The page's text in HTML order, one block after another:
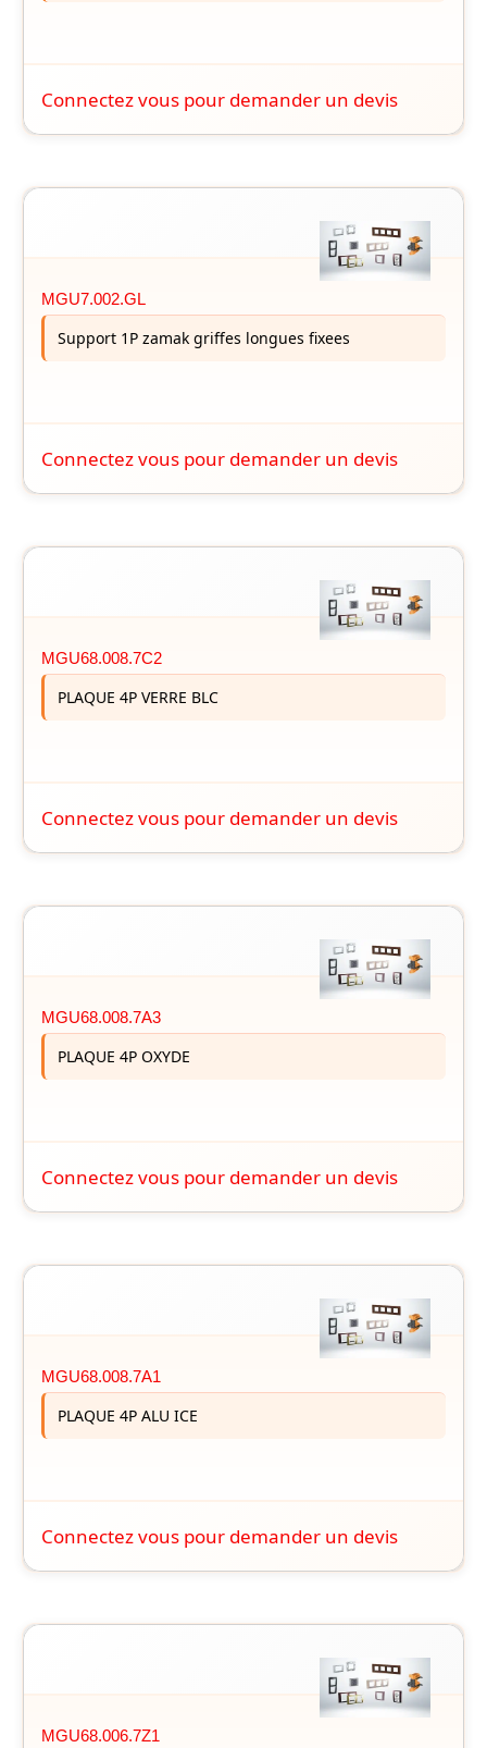
Connectez vous pour demander un devis
MGU7.002.GL
Support 1P zamak griffes longues fixees
Connectez vous pour demander un devis
MGU68.008.7C2
PLAQUE 4P VERRE BLC
Connectez vous pour demander un devis
MGU68.008.7A3
PLAQUE 4P OXYDE
Connectez vous pour demander un devis
MGU68.008.7A1
PLAQUE 4P ALU ICE
Connectez vous pour demander un devis
MGU68.006.7Z1